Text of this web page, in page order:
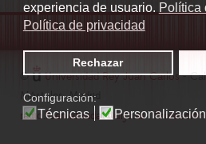
experiencia de usuario. Política
Política de privacidad
Rechazar
Configuración:
Técnicas Personalización
© Universidad Rey Juan Carlos-
Móstoles. Madrid
radio.fuenlabrada1@urjc.es|